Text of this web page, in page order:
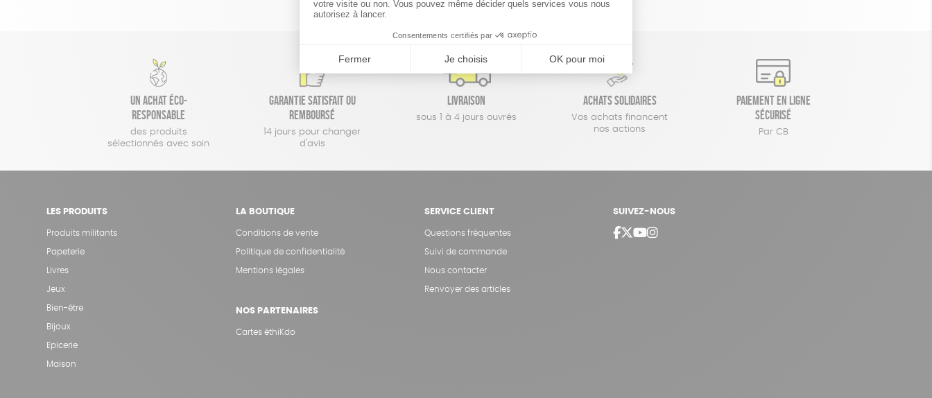
Un achat éco-
responsable
des produits
sélectionnés avec soin
Garantie satisfait ou
remboursé
14 jours pour changer
d'avis
Livraison
sous 1 à 4 jours ouvrés
Achats solidaires
Vos achats financent
nos actions
Paiement en ligne
sécurisé
Par CB
LES PRODUITS
Produits militants
Papeterie
Livres
Jeux
Bien-être
Bijoux
Epicerie
Maison
LA BOUTIQUE
Conditions de vente
Politique de confidentialité
Mentions légales
NOS PARTENAIRES
Cartes éthiKdo
SERVICE CLIENT
Questions fréquentes
Suivi de commande
Nous contacter
Renvoyer des articles
SUIVEZ-NOUS